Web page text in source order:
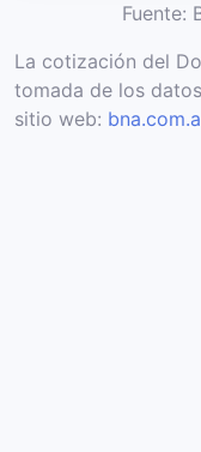
Fuente:
La cotización del
tomada de los
sitio web: